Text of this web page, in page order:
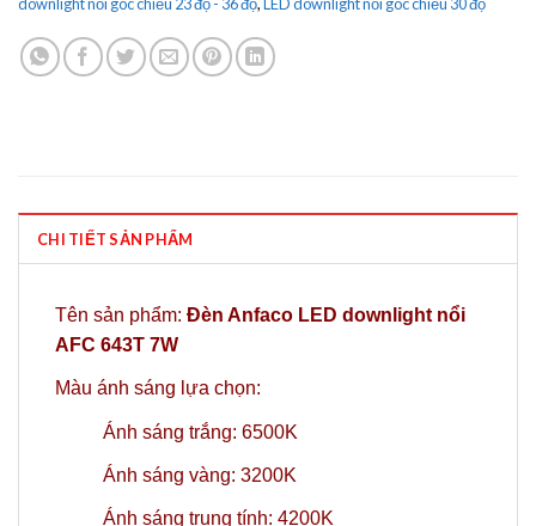
downlight nổi góc chiếu 23 độ - 36 độ,LED downlight nổi góc chiếu 30 độ
CHI TIẾT SẢN PHẨM
Tên sản phẩm: Đèn Anfaco LED downlight nổi
AFC 643T 7W
Màu ánh sáng lựa chọn:
Ánh sáng trắng: 6500K
Ánh sáng vàng: 3200K
Ánh sáng trung tính: 4200K